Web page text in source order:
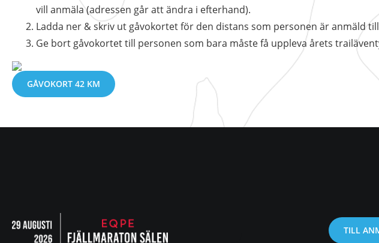
vill anmäla (adressen går att ändra i efterhand).
Ladda ner & skriv ut gåvokortet för den distans som personen är anmäld
Ge bort gåvokortet till personen som bara måste få uppleva årets
GÅVOKORT 42 KM
TILL